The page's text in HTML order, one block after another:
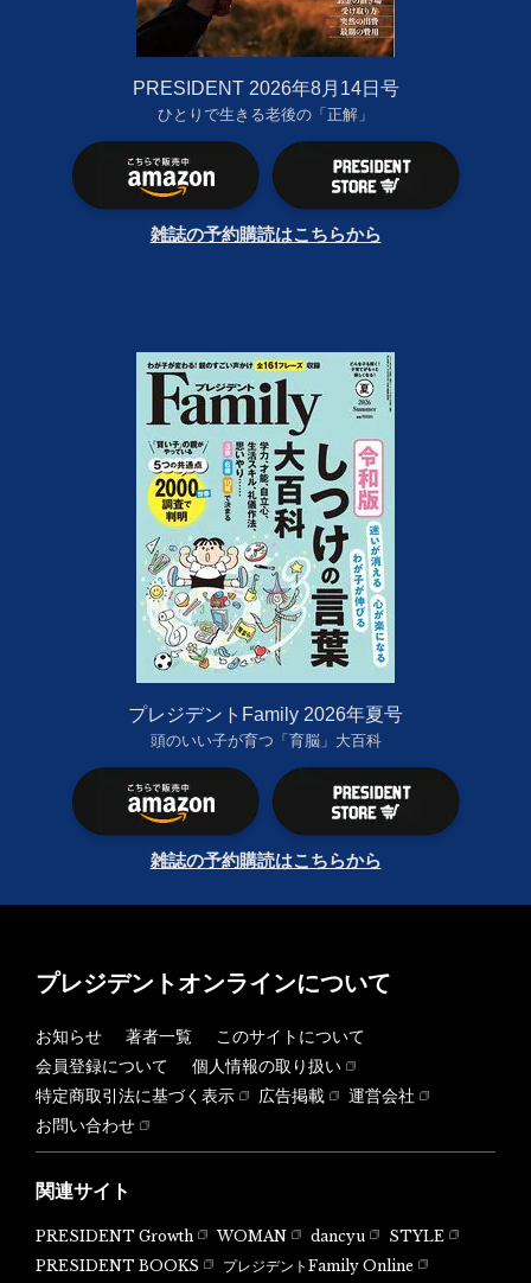
PRESIDENT 2026年8月14日号
ひとりで生きる老後の「正解」
雑誌の予約購読はこちらから
プレジデントFamily 2026年夏号
頭のいい子が育つ「育脳」大百科
雑誌の予約購読はこちらから
プレジデントオンラインについて
お知らせ 著者一覧
このサイトについて
会員登録について
個人情報の取り扱い
特定商取引法に基づく表示
広告掲載
運営会社
お問い合わせ
関連サイト
PRESIDENT Growth WOMAN dancyu
STYLE
PRESIDENT BOOKS
プレジデントFamily Online